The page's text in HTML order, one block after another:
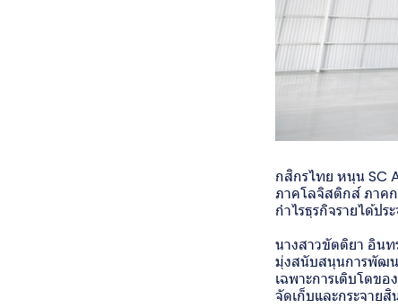
กสิกรไทย หนุน SC
ภาคโลจิสติกส์ ภาค
กำไรธุรกิจรายได้ป
นางสาวขัตติยา อินท
มุ่งสนับสนุนการพัฒน
เฉพาะการเติบโตข
จัดเก็บและกระจาย